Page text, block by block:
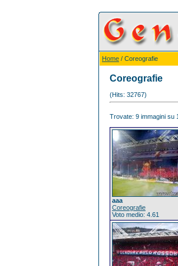
Home / Coreografie
Coreografie
(Hits: 32767)
Trovate: 9 immagini su
aaa
Coreografie
Voto medio: 4.61